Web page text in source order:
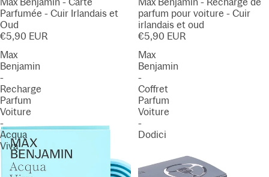
Parfumée - Cuir Irlandais et
Oud
€5,90 EUR
parfum pour voiture - Cuir
irlandais et oud
€5,90 EUR
Max
Benjamin
-
Recharge
Parfum
Voiture
-
Acqua
Viva
Max
Benjamin
-
Coffret
Parfum
Voiture
-
Dodici